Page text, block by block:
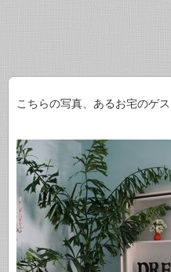
こちらの写真、あるお宅のゲ